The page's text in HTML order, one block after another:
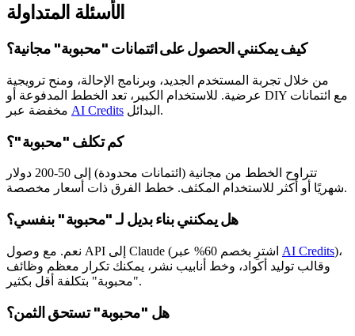
الأسئلة المتداولة
كيف يمكنني الحصول على ائتمانات "محبوبة" مجانية؟
من خلال تجربة المستخدم الجديد، وبرنامج الإحالة، ومنح ترويجية
عرضية. للاستخدام الكبير، تعد الخطط المدفوعة أو DIY مع ائتمانات
AI Credits البدائل.
كم تكلف "محبوبة"؟
تتراوح الخطط من مجانية (ائتمانات محدودة) إلى 50-200 دولار
شهريًا أو أكثر للاستخدام المكثف. خطط الفرق ذات أسعار مخصصة.
هل يمكنني بناء بديل لـ "محبوبة" بنفسي؟
AI Credits)،
وقالب توليد أكواد، وخط أنابيب نشر، يمكنك تكرار معظم وظائف
"محبوبة" بتكلفة أقل بكثير.
هل "محبوبة" تستحق الثمن؟